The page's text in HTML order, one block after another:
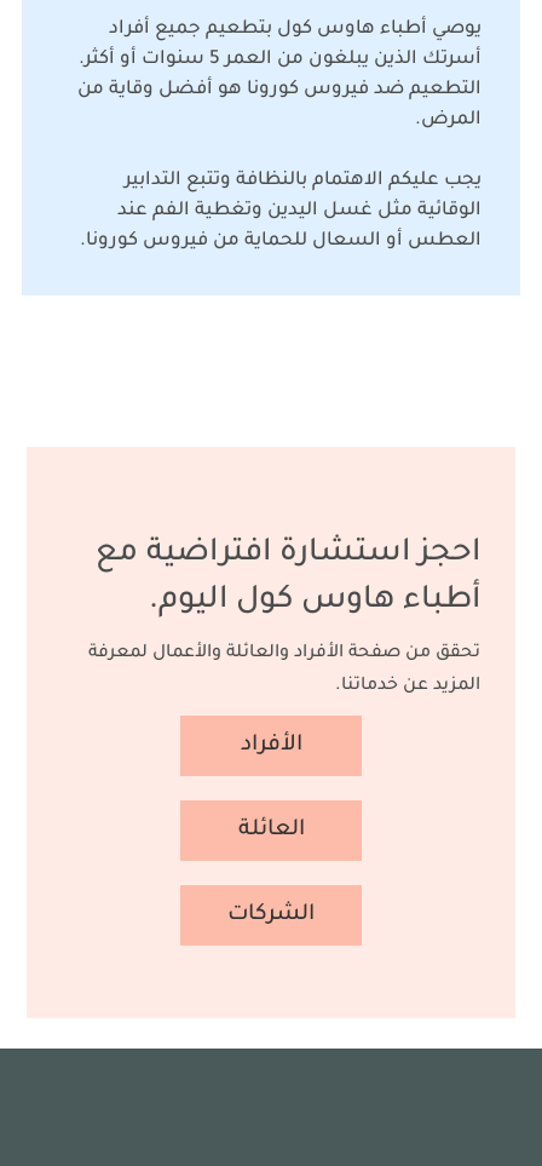
يوصي أطباء هاوس كول بتطعيم جميع أفراد
أسرتك الذين يبلغون من العمر 5 سنوات أو أكثر.
التطعيم ضد فيروس كورونا هو أفضل وقاية من
المرض.
يجب عليكم الاهتمام بالنظافة وتتبع التدابير
الوقائية مثل غسل اليدين وتغطية الفم عند
العطس أو السعال للحماية من فيروس كورونا.
احجز استشارة افتراضية مع
أطباء هاوس كول اليوم.
تحقق من صفحة الأفراد والعائلة والأعمال لمعرفة
المزيد عن خدماتنا.
الأفراد
العائلة
الشركات